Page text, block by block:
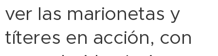
ver las marionetas y
títeres en acción, con